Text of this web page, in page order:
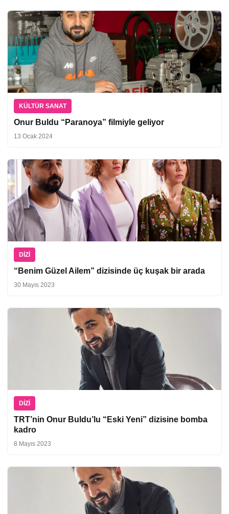
KÜLTÜR SANAT
Onur Buldu “Paranoya” filmiyle geliyor
13 Ocak 2024
DIZI
“Benim Güzel Ailem” dizisinde üç kuşak bir arada
30 Mayıs 2023
DIZI
TRT’nin Onur Buldu’lu “Eski Yeni” dizisine bomba
kadro
8 Mayıs 2023